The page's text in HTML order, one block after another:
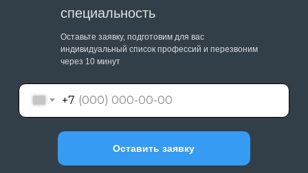
Оставьте заявку, подготовим для вас
индивидуальный список профессий и перезвоним
через 10 минут
специальность
+7
Оставить заявку